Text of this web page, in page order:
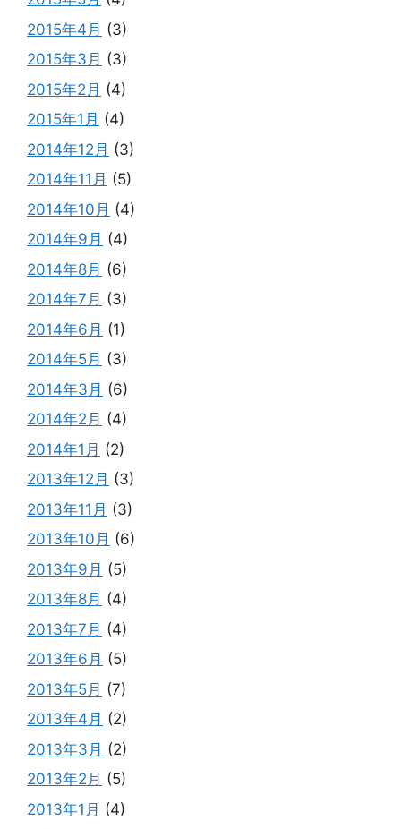
2015年4月 (3)
2015年3月 (3)
2015年2月 (4)
2015年1月 (4)
2014年12月 (3)
2014年11月 (5)
2014年10月 (4)
2014年9月 (4)
2014年8月 (6)
2014年7月 (3)
2014年6月 (1)
2014年5月 (3)
2014年3月 (6)
2014年2月 (4)
2014年1月 (2)
2013年12月 (3)
2013年11月 (3)
2013年10月 (6)
2013年9月 (5)
2013年8月 (4)
2013年7月 (4)
2013年6月 (5)
2013年5月 (7)
2013年4月 (2)
2013年3月 (2)
2013年2月 (5)
2013年1月 (4)